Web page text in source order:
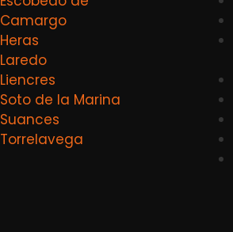
Camargo
Heras
Laredo
Liencres
Soto de la Marina
Suances
Torrelavega